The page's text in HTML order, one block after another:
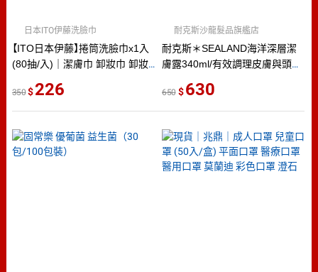
【ITO日本伊藤】捲筒洗臉巾x1入
(80抽/入)｜潔膚巾 卸妝巾 卸妝
出國 出差 商務
日本ITO伊藤洗臉巾
350 226
耐克斯＊SEALAND海洋深層潔
膚露340ml/有效調理皮膚與頭皮
耐克斯沙龍髮品旗艦店
650 630